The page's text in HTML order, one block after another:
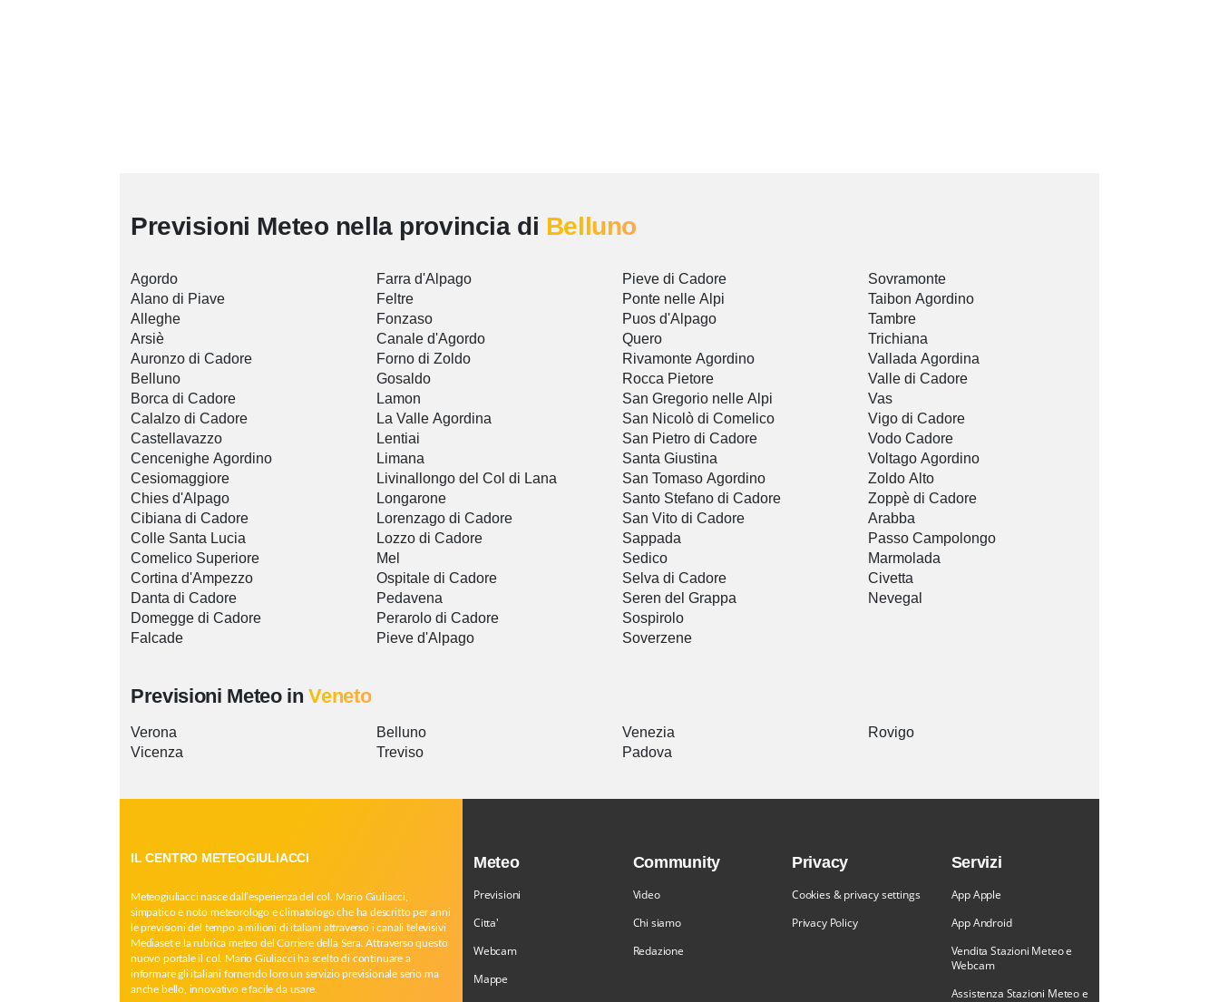
Previsioni Meteo nella provincia di Belluno
Agordo
Alano di Piave
Alleghe
Arsiè
Auronzo di Cadore
Belluno
Borca di Cadore
Calalzo di Cadore
Castellavazzo
Cencenighe Agordino
Cesiomaggiore
Chies d'Alpago
Cibiana di Cadore
Colle Santa Lucia
Comelico Superiore
Cortina d'Ampezzo
Danta di Cadore
Domegge di Cadore
Falcade
Farra d'Alpago
Feltre
Fonzaso
Canale d'Agordo
Forno di Zoldo
Gosaldo
Lamon
La Valle Agordina
Lentiai
Limana
Livinallongo del Col di Lana
Longarone
Lorenzago di Cadore
Lozzo di Cadore
Mel
Ospitale di Cadore
Pedavena
Perarolo di Cadore
Pieve d'Alpago
Pieve di Cadore
Ponte nelle Alpi
Puos d'Alpago
Quero
Rivamonte Agordino
Rocca Pietore
San Gregorio nelle Alpi
San Nicolò di Comelico
San Pietro di Cadore
Santa Giustina
San Tomaso Agordino
Santo Stefano di Cadore
San Vito di Cadore
Sappada
Sedico
Selva di Cadore
Seren del Grappa
Sospirolo
Soverzene
Sovramonte
Taibon Agordino
Tambre
Trichiana
Vallada Agordina
Valle di Cadore
Vas
Vigo di Cadore
Vodo Cadore
Voltago Agordino
Zoldo Alto
Zoppè di Cadore
Arabba
Passo Campolongo
Marmolada
Civetta
Nevegal
Previsioni Meteo inVeneto
Verona
Vicenza
Belluno
Treviso
Venezia
Padova
Rovigo
IL CENTRO METEOGIULIACCI
Meteogiuliacci nasce dall’esperienza del col. Mario Giuliacci,
simpatico e noto meteorologo e climatologo che ha descritto per anni
le previsioni del tempo a milioni di italiani attraverso i canali televisivi
Mediaset e la rubrica meteo del Corriere della Sera. Attraverso questo
nuovo portale il col. Mario Giuliacci ha scelto di continuare a
informare gli italiani fornendo loro un servizio previsionale serio ma
anche bello, innovativo e facile da usare.
Meteo
Previsioni
Citta'
Webcam
Mappe
Community
Video
Chi siamo
Redazione
Privacy
Cookies & privacy settings
Privacy Policy
Servizi
App Apple
App Android
Vendita Stazioni Meteo e
Webcam
Assistenza Stazioni Meteo e